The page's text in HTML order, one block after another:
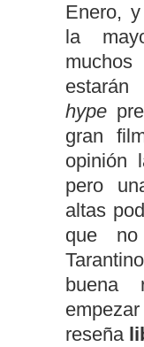
Enero,
la
hype
gran
opinión
pero
altas
que
buena
reseña